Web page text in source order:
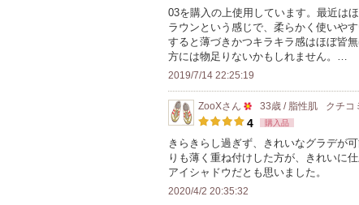
人
以
上
ン
バ
ー
に
03を購入の上使用しています。最近は
ラウンという感じで、柔らかく使いや
すると薄づきかつキラキラ感はほぼ皆
方には物足りないかもしれません。…
2019/7/14 22:25:19
ZooXさん
50
人
以
上
の
33歳 / 脂性肌 クチコ
4 購入品
きらきらし過ぎず、きれいなグラデが
りも薄く重ね付けした方が、きれいに
アイシャドウだとも思いました。
2020/4/2 20:35:32